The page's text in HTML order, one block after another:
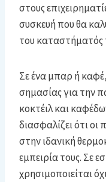
στους
συσκευή που θα
του καταστήματός
Σε ένα μπαρ ή
σημασίας για την
κοκτέιλ και
διασφαλίζει ότι
στην ιδανική
εμπειρία τους. Σε
χρησιμοποιείται